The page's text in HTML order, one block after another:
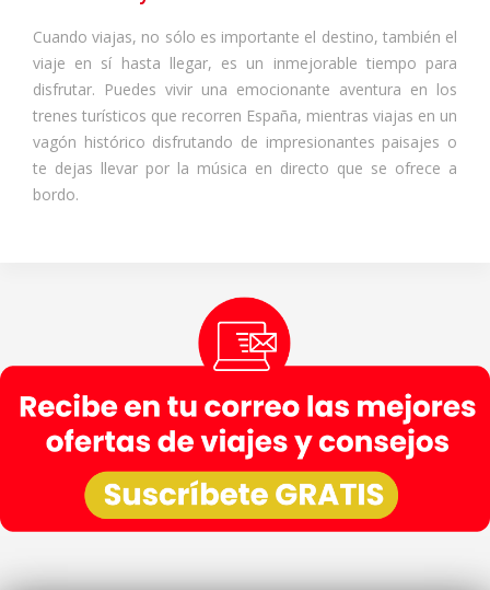
Cuando viajas, no sólo es importante el destino, también el
viaje en sí hasta llegar, es un inmejorable tiempo para
disfrutar. Puedes vivir una emocionante aventura en los
trenes turísticos que recorren España, mientras viajas en un
vagón histórico disfrutando de impresionantes paisajes o
te dejas llevar por la música en directo que se ofrece a
bordo.